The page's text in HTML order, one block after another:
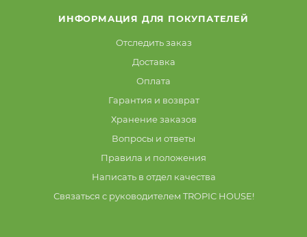
ИНФОРМАЦИЯ ДЛЯ ПОКУПАТЕЛЕЙ
Отследить заказ
Доставка
Оплата
Гарантия и возврат
Хранение заказов
Вопросы и ответы
Правила и положения
Написать в отдел качества
Связаться с руководителем TROPIC HOUSE!